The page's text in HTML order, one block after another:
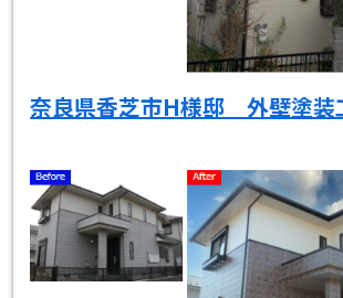
奈良県香芝市H様邸 外壁塗装